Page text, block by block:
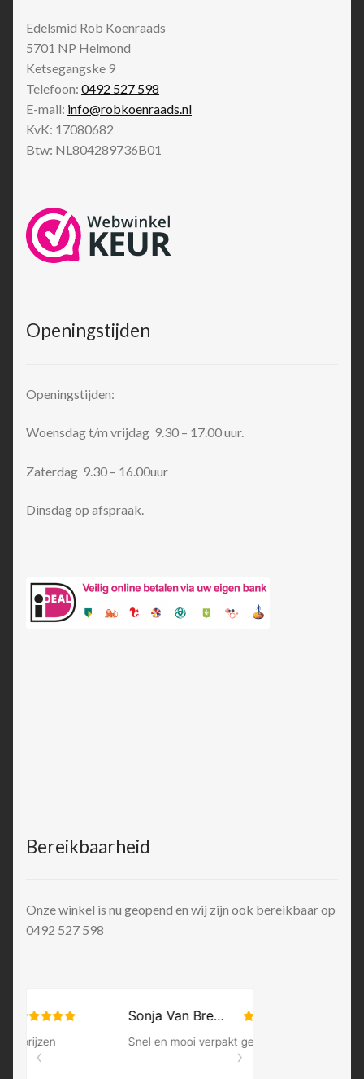
Edelsmid Rob Koenraads
5701 NP Helmond
Ketsegangske 9
Telefoon: 0492 527 598
E-mail: info@robkoenraads.nl
KvK: 17080682
Btw: NL804289736B01
Openingstijden
Openingstijden:
Woensdag t/m vrijdag 9.30 – 17.00 uur.
Zaterdag 9.30 – 16.00uur
Dinsdag op afspraak.
Bereikbaarheid
Onze winkel is nu geopend en wij zijn ook bereikbaar op
0492 527 598